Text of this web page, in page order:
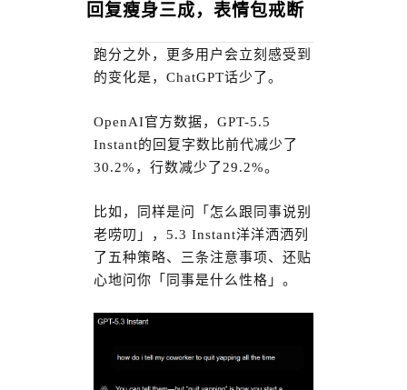
回复瘦身三成，表情包戒断
跑分之外，更多用户会立刻感受到
的变化是，ChatGPT话少了。
OpenAI官方数据，GPT-5.5
Instant的回复字数比前代减少了
30.2%，行数减少了29.2%。
比如，同样是问「怎么跟同事说别
老唠叨」，5.3 Instant洋洋洒洒列
了五种策略、三条注意事项、还贴
心地问你「同事是什么性格」。